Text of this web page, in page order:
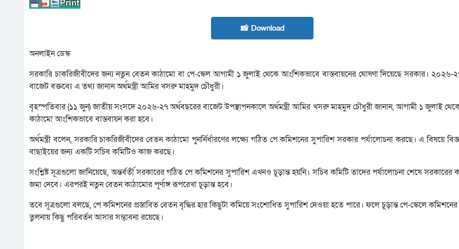
📸 Download
অনলাইন ডেস্ক
সরকারি চাকরিজীবীদের জন্য নতুন বেতন কাঠামো বা পে-স্কেল আগামী ১ জুলাই থেকে আংশিকভাবে বাস্তবায়নের ঘোষণা দিয়েছে সরকার। ২০২৬-
বাজেট বক্তব্যে এ তথ্য জানান অর্থমন্ত্রী আমির খসরু মাহমুদ চৌধুরী।
বৃহস্পতিবার (১১ জুন) জাতীয় সংসদে ২০২৬-২৭ অর্থবছরের বাজেট উপস্থাপনকালে অর্থমন্ত্রী আমির খসরু মাহমুদ চৌধুরী জানান, আগামী ১ জুলাই
কাঠামো আংশিকভাবে বাস্তবায়ন করা হবে।
অর্থমন্ত্রী বলেন, সরকারি চাকরিজীবীদের বেতন কাঠামো পুনর্নির্ধারণের লক্ষ্যে গঠিত পে কমিশনের সুপারিশ সরকার পর্যালোচনা করছে। এ বিষয়ে
বাছাইয়ের জন্য একটি সচিব কমিটিও কাজ করছে।
সংশ্লিষ্ট সূত্রগুলো জানিয়েছে, অন্তর্বর্তী সরকারের গঠিত পে কমিশনের সুপারিশ এখনও চূড়ান্ত হয়নি। সচিব কমিটি তাদের পর্যালোচনা শেষে সরকারের
জমা দেবে। এরপরই নতুন বেতন কাঠামোর পূর্ণাঙ্গ রূপরেখা চূড়ান্ত হবে।
তবে সূত্রগুলো বলছে, পে কমিশনের প্রস্তাবিত বেতন বৃদ্ধির হার কিছুটা কমিয়ে সংশোধিত সুপারিশ দেওয়া হতে পারে। ফলে চূড়ান্ত পে-স্কেলে কমিশনের
তুলনায় কিছু পরিবর্তন আসার সম্ভাবনা রয়েছে।